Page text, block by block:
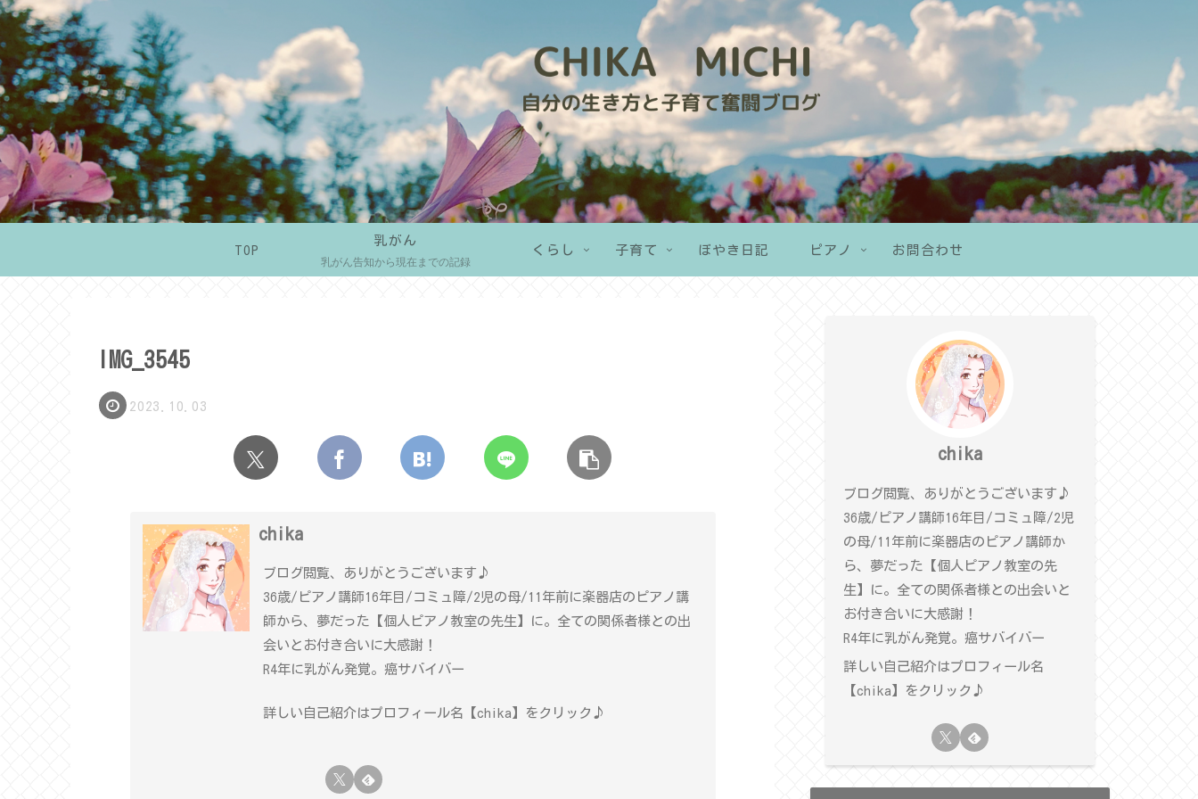
TOP
乳がん
乳がん告知から現在までの記録
くらし 子育て ぼやき日記 ピアノ お問合わせ
IMG_3545
2023.10.03
chika
ブログ閲覧、ありがとうございます♪
36歳/ピアノ講師16年目/コミュ障/2児の母/11年前に楽器店のピアノ講
師から、夢だった【個人ピアノ教室の先生】に。全ての関係者様との出
会いとお付き合いに大感謝！
R4年に乳がん発覚。癌サバイバー
詳しい自己紹介はプロフィール名【chika】をクリック♪
chika
ブログ閲覧、ありがとうございます♪
36歳/ピアノ講師16年目/コミュ障/2児
の母/11年前に楽器店のピアノ講師か
ら、夢だった【個人ピアノ教室の先
生】に。全ての関係者様との出会いと
お付き合いに大感謝！
R4年に乳がん発覚。癌サバイバー
詳しい自己紹介はプロフィール名
【chika】をクリック♪